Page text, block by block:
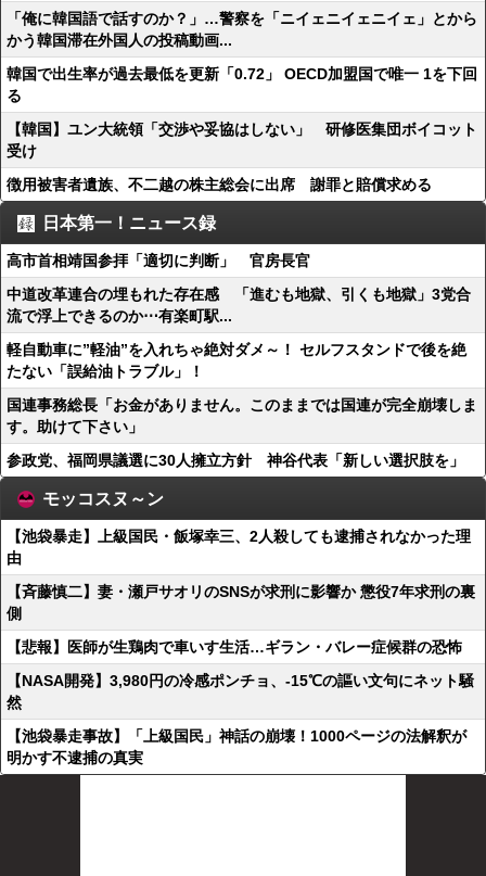
「俺に韓国語で話すのか？」…警察を「ニイェニイェニイェ」とから
かう韓国滞在外国人の投稿動画...
韓国で出生率が過去最低を更新「0.72」 OECD加盟国で唯一 1を下回
る
【韓国】ユン大統領「交渉や妥協はしない」 研修医集団ボイコット
受け
徴用被害者遺族、不二越の株主総会に出席 謝罪と賠償求める
日本第一！ニュース録
高市首相靖国参拝「適切に判断」 官房長官
中道改革連合の埋もれた存在感 「進むも地獄、引くも地獄」3党合
流で浮上できるのか⋯有楽町駅...
軽自動車に”軽油”を入れちゃ絶対ダメ～！ セルフスタンドで後を絶
たない「誤給油トラブル」！
国連事務総長「お金がありません。このままでは国連が完全崩壊しま
す。助けて下さい」
参政党、福岡県議選に30人擁立方針 神谷代表「新しい選択肢を」
モッコスヌ～ン
【池袋暴走】上級国民・飯塚幸三、2人殺しても逮捕されなかった理
由
【斉藤慎二】妻・瀬戸サオリのSNSが求刑に影響か 懲役7年求刑の裏
側
【悲報】医師が生鶏肉で車いす生活…ギラン・バレー症候群の恐怖
【NASA開発】3,980円の冷感ポンチョ、-15℃の謳い文句にネット騒
然
【池袋暴走事故】「上級国民」神話の崩壊！1000ページの法解釈が
明かす不逮捕の真実